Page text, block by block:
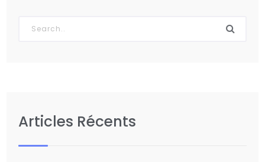
Articles Récents